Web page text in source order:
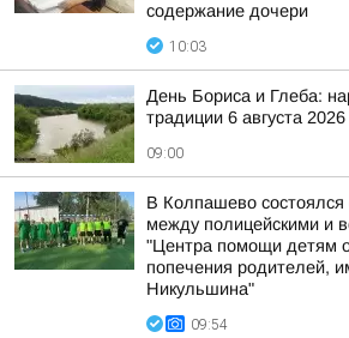
содержание дочери
10:03
День Бориса и Глеба:
традиции 6 августа 2026
09:00
В Колпашево
между полицейскими и
"Центра помощи детям
попечения родителей,
Никульшина"
09:54